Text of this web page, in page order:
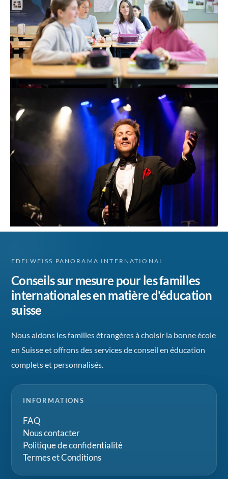
EDELWEISS PANORAMA INTERNATIONAL
Conseils sur mesure pour les familles
internationales en matière d'éducation
suisse
Nous aidons les familles étrangères à choisir la bonne école
en Suisse et offrons des services de conseil en éducation
complets et personnalisés.
INFORMATIONS
FAQ
Nous contacter
Politique de confidentialité
Termes et Conditions